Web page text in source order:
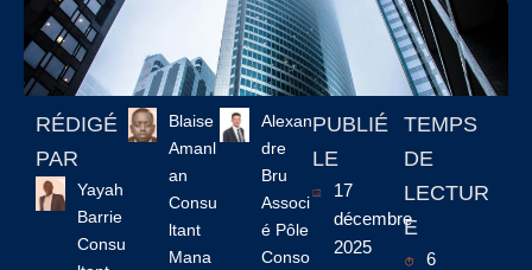
RÉDIGÉ
PAR
Yayah
Barrie
Consu
Blaise
Amanl
an
Consu
ltant
Mana
Alexan
dre
Bru
Associ
é Pôle
Conso
PUBLIÉ
LE
17
décembre
2025
TEMPS
DE
LECTUR
E
6